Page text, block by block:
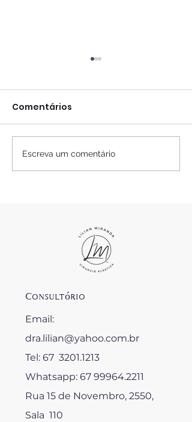
3 DICAS PARA VOCÊ (
CONTINUAR)
Comentários
Escreva um comentário
Consultório
Email:
dra.lilian@yahoo.com.br
Tel: 67 3201.1213
Whatsapp: 67 99964.2211
Rua 15 de Novembro, 2550,
Sala 110